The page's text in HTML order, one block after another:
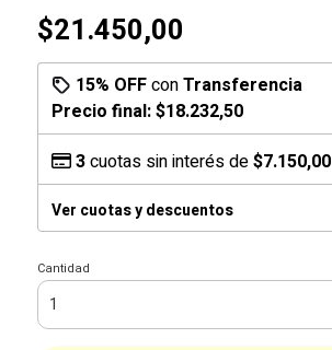
$21.450,00
15% OFFconTransferencia
Precio final:$18.232,50
3cuotas sin interés de$7.150,00
Ver cuotas y descuentos
Cantidad